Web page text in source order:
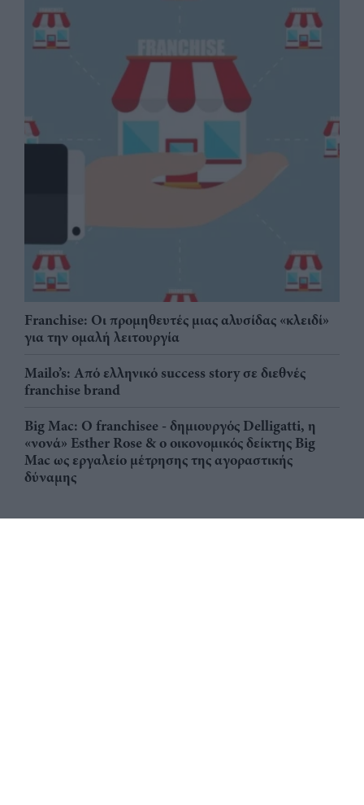
Franchise: Οι προμηθευτές μιας αλυσίδας «κλειδί»
για την ομαλή λειτουργία
Mailo’s: Από ελληνικό success story σε διεθνές
franchise brand
Big Mac: Ο franchisee - δημιουργός Delligatti, η
«νονά» Esther Rose & ο οικονομικός δείκτης Big
Mac ως εργαλείο μέτρησης της αγοραστικής
δύναμης